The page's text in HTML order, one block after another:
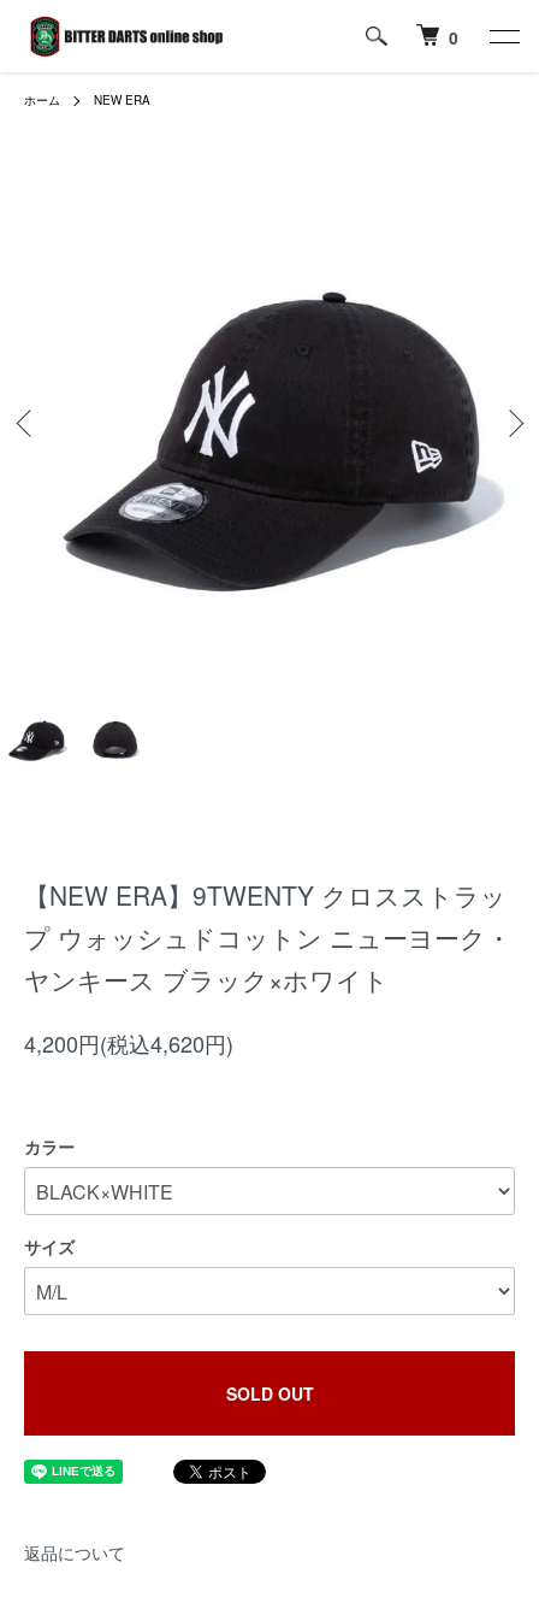
0
ホーム NEW ERA
【NEW ERA】9TWENTY クロスストラッ
プ ウォッシュドコットン ニューヨーク・
ヤンキース ブラック×ホワイト
4,200円(税込4,620円)
カラー
サイズ
SOLD OUT
返品について